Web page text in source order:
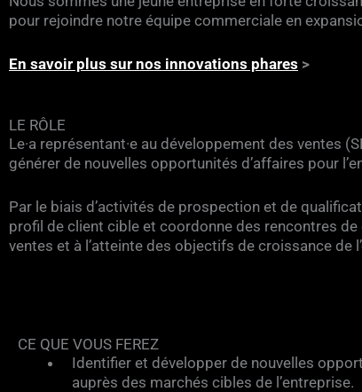
pour rejoindre notre équipe commerciale en
En savoir plus sur nos innovations phares >
LE RÔLE
Le·a représentant·e au développement des ventes
générer de nouvelles opportunités d’affaires pour
Par le biais d’activités de prospection et de
profil de client cible et coordonne des rencontres
ventes et à l’atteinte des objectifs de croissance de
CE QUE VOUS FEREZ
Identifier et développer de nouvelles
auprès des marchés cibles de l’entreprise.